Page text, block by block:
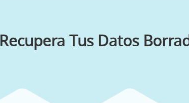
Recupera Tus Datos